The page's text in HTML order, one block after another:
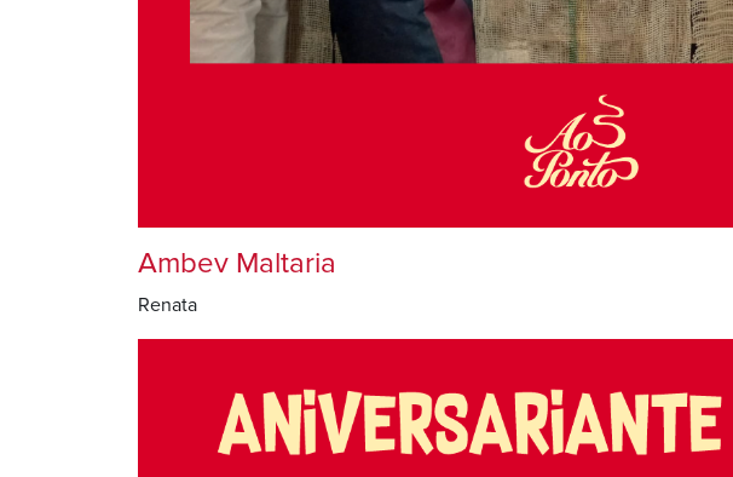
Ambev Maltaria
Renata